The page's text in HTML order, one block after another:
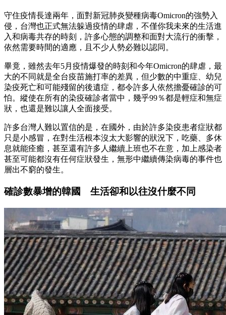
守住疫情長達兩年，面對新冠肺炎變種病毒Omicron的強勢入
侵，台灣也正式無法躲過疫情的肆虐，不僅你我未來的生活進
入和病毒共存的時刻，許多心態的調整和面對大流行的衝擊，
依然需要時間的適應，且不少人勢必難以認同。
畢竟，雖然去年5月疫情爆發的時刻和今年Omicron的肆虐，最
大的不同就是全台疫苗施打率的差異，但少數的中重症、幼兒
染疫死亡和可能殘留的後遺症，都令許多人依然擔憂確診的可
怕。縱使在所有的染疫確診者當中，幾乎99％都是輕症和無症
狀，也還是難以讓人全面接受。
許多台灣人難以置信的是，在國外，由於許多染疫患者症狀都
只是小感冒，在對生活根本沒太大影響的狀況下，吃藥、多休
息就能痊癒，甚至還有許多人繼續上班也不在意，加上感染者
甚至可能都沒有任何症狀發生，無形中繼續傳染病毒的事件也
層出不窮的發生。
確診數暴增的韓國 生活卻和以往沒什麼不同